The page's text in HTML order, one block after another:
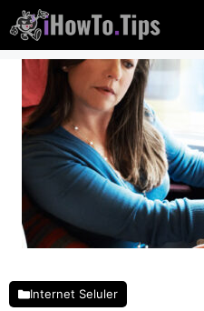
Lewati
Konten
Internet Seluler